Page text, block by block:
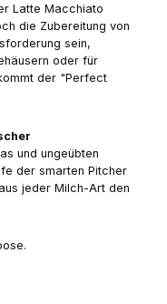
Latte Macchiato
die Zubereitung von
sein,
oder für
der "Perfect
und ungeübten
der smarten Pitcher
jeder Milch-Art den